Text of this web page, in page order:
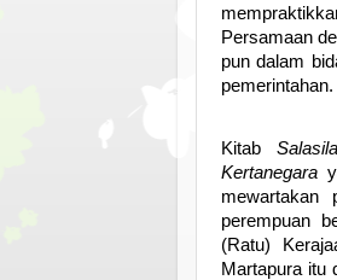
Persamaan
pun dalam
pemerintahan.
Kitab
Kertanegara
mewartakan
perempuan
(Ratu)
Martapura itu